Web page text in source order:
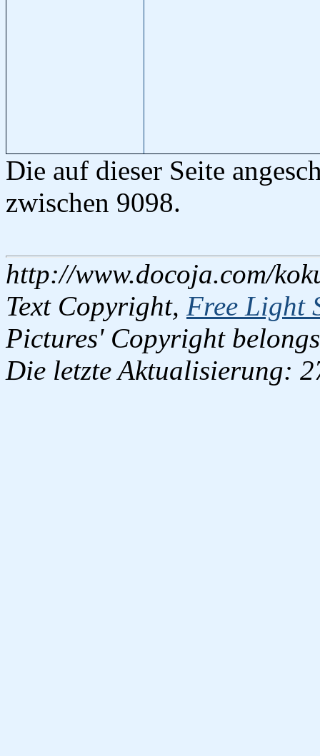
Die auf dieser Seite
zwischen 9098.
http://www.docoja.com/
Text Copyright, Free Light
Pictures' Copyright
Die letzte Aktualisierung: